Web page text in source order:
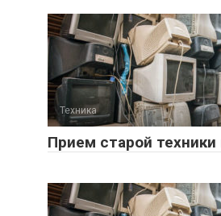
Техника
Прием старой техники